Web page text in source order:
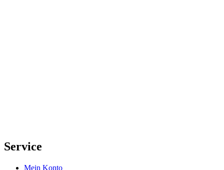
Service
Mein Konto